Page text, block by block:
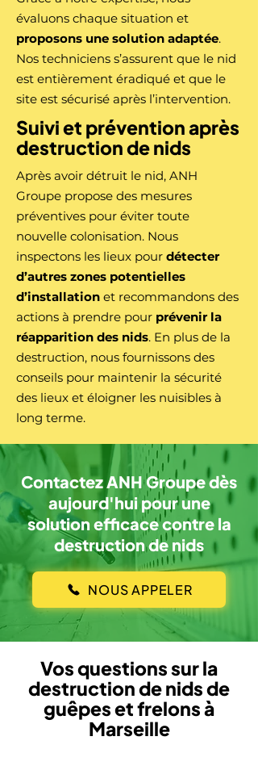
évaluons chaque situation et
proposons une solution adaptée.
Nos techniciens s’assurent que le nid
est entièrement éradiqué et que le
site est sécurisé après l’intervention.
Suivi et prévention après
destruction de nids
Après avoir détruit le nid, ANH
Groupe propose des mesures
préventives pour éviter toute
nouvelle colonisation. Nous
inspectons les lieux pour détecter
d’autres zones potentielles
d’installation et recommandons des
actions à prendre pour prévenir la
réapparition des nids. En plus de la
destruction, nous fournissons des
conseils pour maintenir la sécurité
des lieux et éloigner les nuisibles à
long terme.
Contactez ANH Groupe dès
aujourd'hui pour une
solution efficace contre la
destruction de nids
NOUS APPELER
Vos questions sur la
destruction de nids de
guêpes et frelons à
Marseille